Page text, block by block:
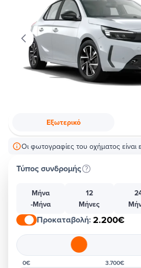
Εξωτερικό
Οι φωτογραφίες του οχήματος είναι
Τύπος συνδρομής
Μήνα
-Μήνα
12
Μήνες
Προκαταβολή:2.200€
0€ 3.700€